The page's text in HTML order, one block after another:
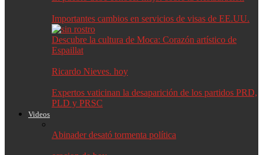
Importantes cambios en servicios de visas de EE.UU.
Descubre la cultura de Moca: Corazón artístico de
Espaillat
Ricardo Nieves. hoy
Expertos vaticinan la desaparición de los partidos PRD,
PLD y PRSC
Videos
Abinader desató tormenta política